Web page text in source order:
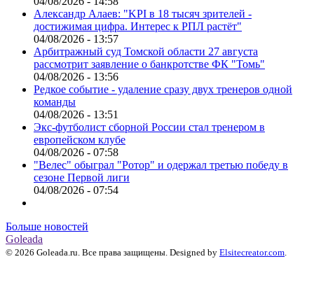
Александр Алаев: "KPI в 18 тысяч зрителей -
достижимая цифра. Интерес к РПЛ растёт"
04/08/2026 - 13:57
Арбитражный суд Томской области 27 августа
рассмотрит заявление о банкротстве ФК "Томь"
04/08/2026 - 13:56
Редкое событие - удаление сразу двух тренеров одной
команды
04/08/2026 - 13:51
Экс-футболист сборной России стал тренером в
европейском клубе
04/08/2026 - 07:58
"Велес" обыграл "Ротор" и одержал третью победу в
сезоне Первой лиги
04/08/2026 - 07:54
Больше новостей
Goleada
© 2026 Goleada.ru. Все права защищены. Designed by Elsitecreator.com